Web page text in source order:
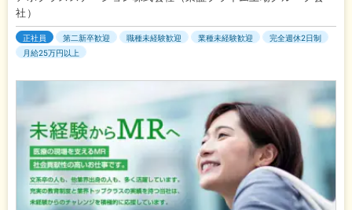
社）
正社員 第二新卒歓迎 職種未経験歓迎 業種未経験歓迎
完全週休2日制
月給25万円以上